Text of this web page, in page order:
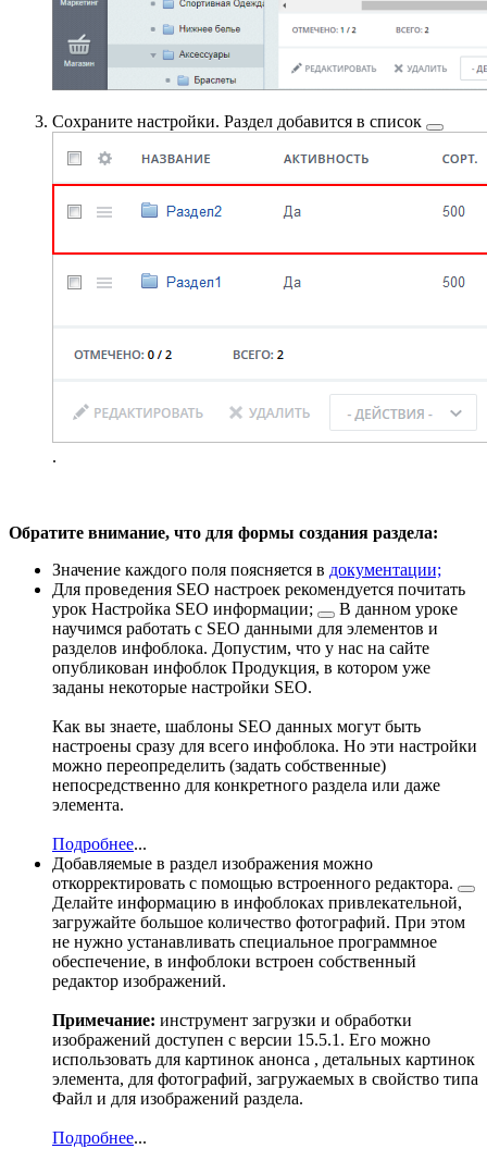
Сохраните настройки. Раздел добавится в список
.
Обратите внимание, что для формы создания раздела:
Значение каждого поля поясняется в документации;
Для проведения SEO настроек рекомендуется почитать
урок Настройка SEO информации;
В данном уроке
научимся работать с SEO данными для элементов и
разделов инфоблока. Допустим, что у нас на сайте
опубликован инфоблок Продукция, в котором уже
заданы некоторые настройки SEO.
Как вы знаете, шаблоны SEO данных могут быть
настроены сразу для всего инфоблока. Но эти настройки
можно переопределить (задать собственные)
непосредственно для конкретного раздела или даже
элемента.
Подробнее...
Добавляемые в раздел изображения можно
откорректировать с помощью встроенного редактора.
Делайте информацию в инфоблоках привлекательной,
загружайте большое количество фотографий. При этом
не нужно устанавливать специальное программное
обеспечение, в инфоблоки встроен собственный
редактор изображений.
Примечание: инструмент загрузки и обработки
изображений доступен с версии 15.5.1. Его можно
использовать для картинок анонса , детальных картинок
элемента, для фотографий, загружаемых в свойство типа
Файл и для изображений раздела.
Подробнее...